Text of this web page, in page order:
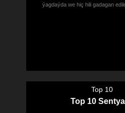
ýagdaýda we hiç hili gadagan
Top 10
Top 10